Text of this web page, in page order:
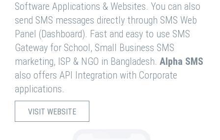
Software Applications & Websites. You can also
send SMS messages directly through SMS Web
Panel (Dashboard). Fast and easy to use SMS
Gateway for School, Small Business SMS
marketing, ISP & NGO in Bangladesh. Alpha SMS
also offers API Integration with Corporate
applications.
VISIT WEBSITE